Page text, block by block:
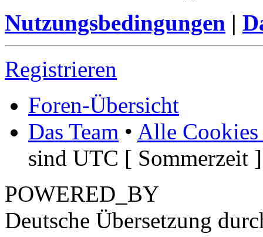
Nutzungsbedingungen |
Registrieren
Foren-Übersicht
Das Team • Alle Cookies
sind UTC [ Sommerzeit ]
POWERED_BY
Deutsche Übersetzung